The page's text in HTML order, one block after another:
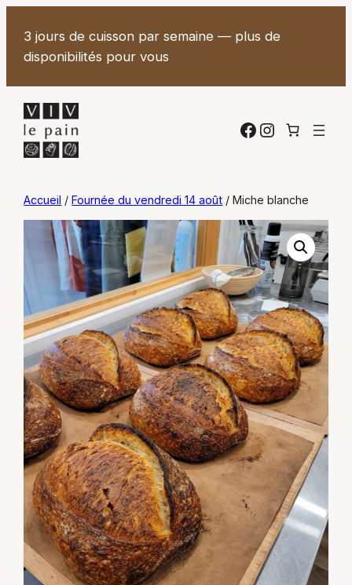
3 jours de cuisson par semaine — plus de
disponibilités pour vous
Facebook
Instagram
Accueil /Fournée du vendredi 14 août / Miche blanche